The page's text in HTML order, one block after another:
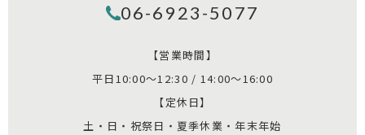
06-6923-5077
【営業時間】
平日10:00～12:30 / 14:00～16:00
【定休日】
土・日・祝祭日・夏季休業・年末年始